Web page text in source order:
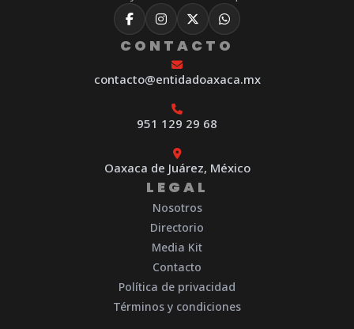
CONTACTO
contacto@entidadoaxaca.mx
951 129 29 68
Oaxaca de Juárez, México
LEGAL
Nosotros
Directorio
Media Kit
Contacto
Política de privacidad
Términos y condiciones